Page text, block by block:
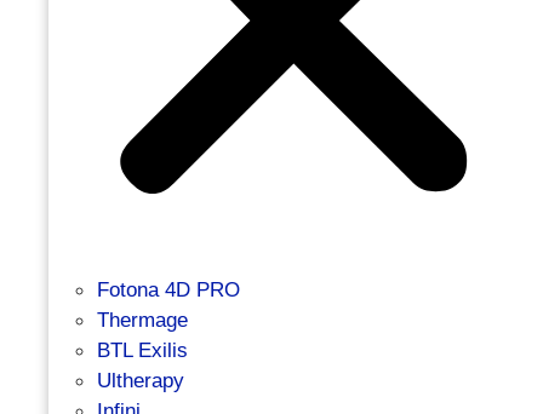
Fotona 4D PRO
Thermage
BTL Exilis
Ultherapy